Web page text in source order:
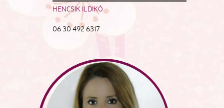
HENCSIK ILDIKÓ
06 30 492 6317